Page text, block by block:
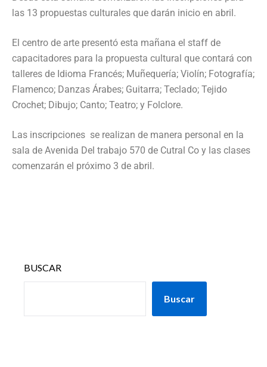
las 13 propuestas culturales que darán inicio en abril.
El centro de arte presentó esta mañana el staff de
capacitadores para la propuesta cultural que contará con
talleres de Idioma Francés; Muñequería; Violín; Fotografía;
Flamenco; Danzas Árabes; Guitarra; Teclado; Tejido
Crochet; Dibujo; Canto; Teatro; y Folclore.
Las inscripciones se realizan de manera personal en la
sala de Avenida Del trabajo 570 de Cutral Co y las clases
comenzarán el próximo 3 de abril.
BUSCAR
Buscar